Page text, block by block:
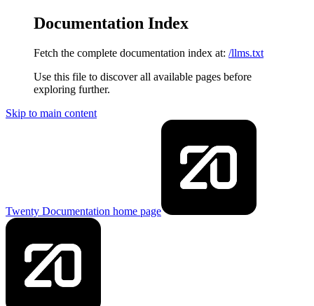
Documentation Index
Fetch the complete documentation index at: /llms.txt
Use this file to discover all available pages before
exploring further.
Skip to main content
Twenty Documentation home page